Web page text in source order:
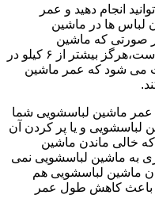
انجام دهید و عمر
لباس ها در ماشین
صورتی که ماشین
لباسشویی شما دارای ظرفیت ۶ کیلو است،هرگز بیشتر از ۶ کیلو در
می شود که عمر ماشین
ماشین لباسشویی شما
لباسشویی و یا پر کردن آن
که خالی ماندن ماشین
به ماشین لباسشویی نمی
ماشین لباسشویی هم
باعث کاهش طول عمر